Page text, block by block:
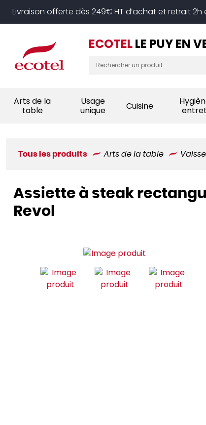
Livraison offerte dès 249€ HT d’achat et retrait 2h
ECOTELLE PUY EN
Arts de la
table
Usage
unique
Cuisine
Tous les produits Arts de la table
Assiette à steak
Revol
Panneau de gestion des cookies